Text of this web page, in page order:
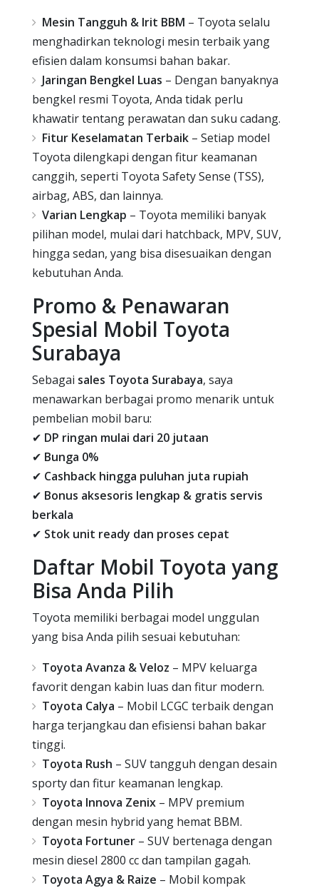
Mesin Tangguh & Irit BBM – Toyota selalu
menghadirkan teknologi mesin terbaik yang
efisien dalam konsumsi bahan bakar.
Jaringan Bengkel Luas – Dengan banyaknya
bengkel resmi Toyota, Anda tidak perlu
khawatir tentang perawatan dan suku cadang.
Fitur Keselamatan Terbaik – Setiap model
Toyota dilengkapi dengan fitur keamanan
canggih, seperti Toyota Safety Sense (TSS),
airbag, ABS, dan lainnya.
Varian Lengkap – Toyota memiliki banyak
pilihan model, mulai dari hatchback, MPV, SUV,
hingga sedan, yang bisa disesuaikan dengan
kebutuhan Anda.
Promo & Penawaran
Spesial Mobil Toyota
Surabaya
Sebagai sales Toyota Surabaya, saya
menawarkan berbagai promo menarik untuk
pembelian mobil baru:
✔ DP ringan mulai dari 20 jutaan
✔ Bunga 0%
✔ Cashback hingga puluhan juta rupiah
✔ Bonus aksesoris lengkap & gratis servis
berkala
✔ Stok unit ready dan proses cepat
Daftar Mobil Toyota yang
Bisa Anda Pilih
Toyota memiliki berbagai model unggulan
yang bisa Anda pilih sesuai kebutuhan:
Toyota Avanza & Veloz – MPV keluarga
favorit dengan kabin luas dan fitur modern.
Toyota Calya – Mobil LCGC terbaik dengan
harga terjangkau dan efisiensi bahan bakar
tinggi.
Toyota Rush – SUV tangguh dengan desain
sporty dan fitur keamanan lengkap.
Toyota Innova Zenix – MPV premium
dengan mesin hybrid yang hemat BBM.
Toyota Fortuner – SUV bertenaga dengan
mesin diesel 2800 cc dan tampilan gagah.
Toyota Agya & Raize – Mobil kompak